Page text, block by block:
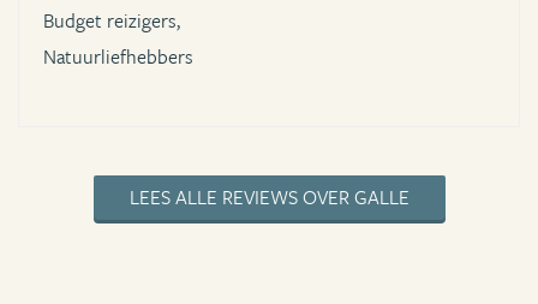
Budget reizigers,
Natuurliefhebbers
LEES ALLE REVIEWS OVER GALLE